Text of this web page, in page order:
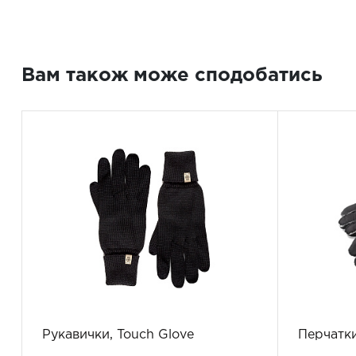
Вам також може сподобатись
Рукавички, Touch Glove